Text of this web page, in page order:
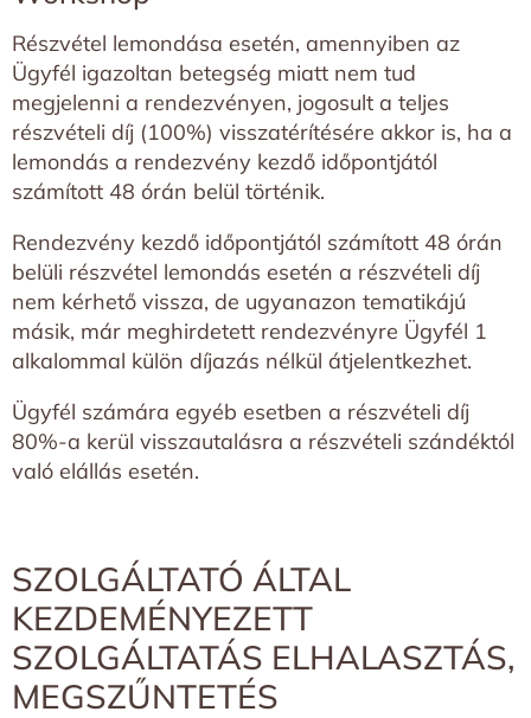
Részvétel lemondása esetén, amennyiben az
Ügyfél igazoltan betegség miatt nem tud
megjelenni a rendezvényen, jogosult a teljes
részvételi díj (100%) visszatérítésére akkor is, ha a
lemondás a rendezvény kezdő időpontjától
számított 48 órán belül történik.
Rendezvény kezdő időpontjától számított 48 órán
belüli részvétel lemondás esetén a részvételi díj
nem kérhető vissza, de ugyanazon tematikájú
másik, már meghirdetett rendezvényre Ügyfél 1
alkalommal külön díjazás nélkül átjelentkezhet.
Ügyfél számára egyéb esetben a részvételi díj
80%-a kerül visszautalásra a részvételi szándéktól
való elállás esetén.
SZOLGÁLTATÓ ÁLTAL
KEZDEMÉNYEZETT
SZOLGÁLTATÁS ELHALASZTÁS,
MEGSZŰNTETÉS